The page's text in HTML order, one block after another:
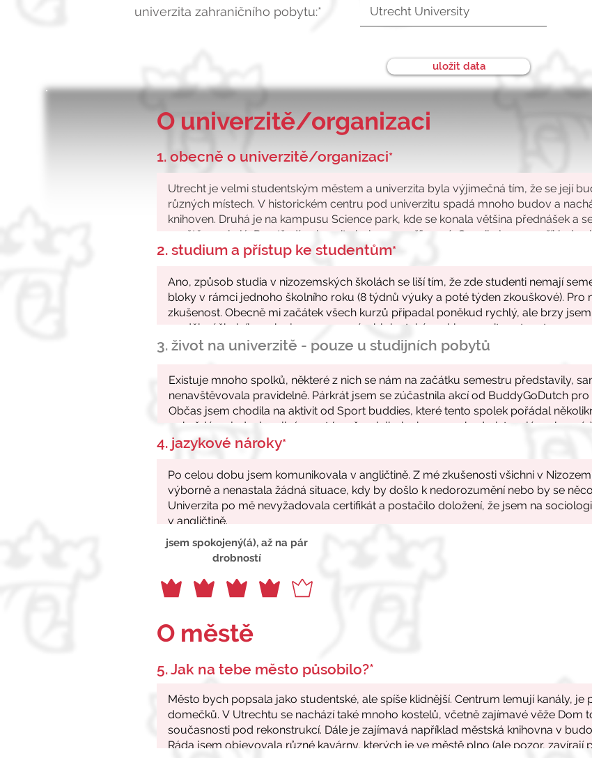
univerzita zahraničního pobytu:*
uložit data
O univerzitě/organizaci
1. obecně o univerzitě/organizaci*
2. studium a přístup ke studentům*
3. život na univerzitě - pouze u studijních pobytů
4. jazykové nároky*
jsem spokojený(á), až na pár
drobností
O městě
5. Jak na tebe město působilo?*